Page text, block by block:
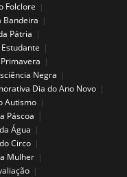
Folclore
Bandeira
Pátria
Negra
Dia do Ano Novo
Autismo
Páscoa
Água
Circo
Mulher